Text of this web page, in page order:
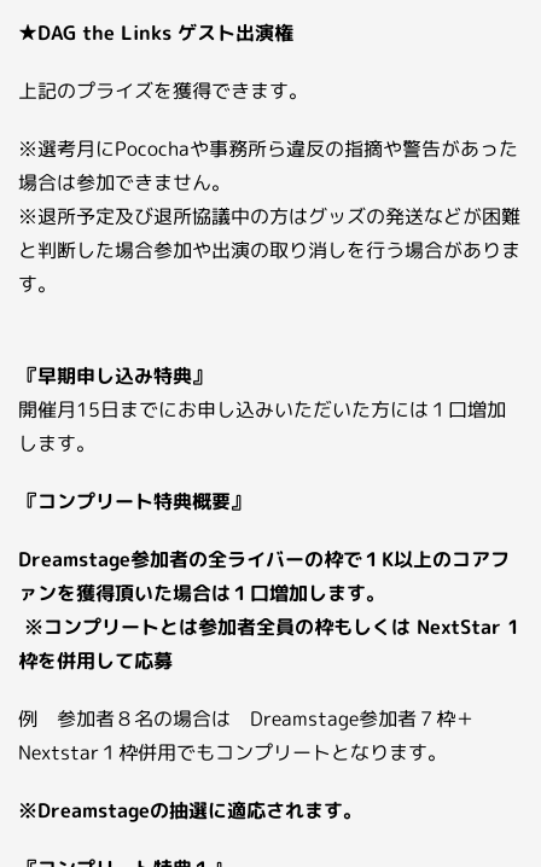
★DAG the Links ゲスト出演権
上記のプライズを獲得できます。
※選考月にPocochaや事務所ら違反の指摘や警告があった
場合は参加できません。
※退所予定及び退所協議中の方はグッズの発送などが困難
と判断した場合参加や出演の取り消しを行う場合がありま
す。
『早期申し込み特典』
開催月15日までにお申し込みいただいた方には１口増加
します。
『コンプリート特典概要』
Dreamstage参加者の全ライバーの枠で１K以上のコアフ
ァンを獲得頂いた場合は１口増加します。
※コンプリートとは参加者全員の枠もしくは NextStar 1
枠を併用して応募
例 参加者８名の場合は Dreamstage参加者７枠＋
Nextstar１枠併用でもコンプリートとなります。
※Dreamstageの抽選に適応されます。